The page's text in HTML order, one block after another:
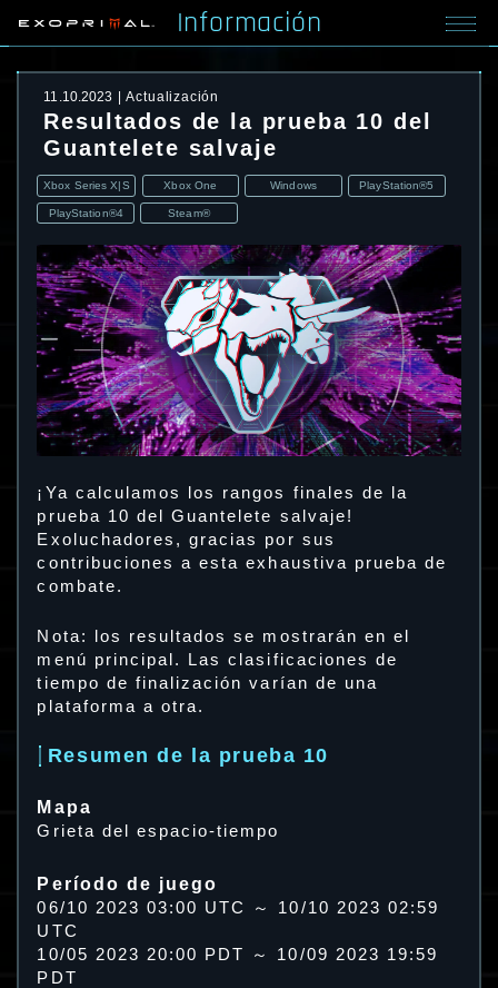
Información
11.10.2023 Actualización
Resultados de la prueba 10 del
Guantelete salvaje
Xbox Series X|S Xbox One Windows PlayStation®5
PlayStation®4 Steam®
¡Ya calculamos los rangos finales de la
prueba 10 del Guantelete salvaje!
Exoluchadores, gracias por sus
contribuciones a esta exhaustiva prueba de
combate.
Nota: los resultados se mostrarán en el
menú principal. Las clasificaciones de
tiempo de finalización varían de una
plataforma a otra.
Resumen de la prueba 10
Mapa
Grieta del espacio-tiempo
Período de juego
06/10 2023 03:00 UTC ～ 10/10 2023 02:59
UTC
10/05 2023 20:00 PDT ～ 10/09 2023 19:59
PDT